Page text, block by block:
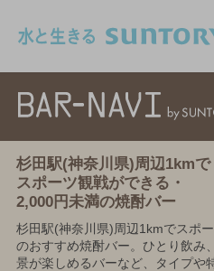
杉田駅(神奈川県)周辺1kmで
スポーツ観戦ができる・
2,000円未満の焼酎バー
杉田駅(神奈川県)周辺1kmでスポ
のおすすめ焼酎バー。ひとり飲み
景が楽しめるバーなど、タイプや